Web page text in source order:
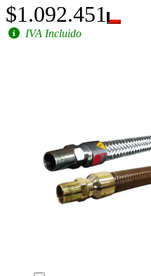
$1.092.451
IVA Incluido